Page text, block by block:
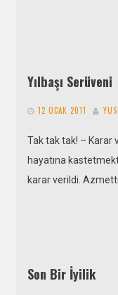
Yılbaşı Serüveni
12 OCAK 2011
Tak tak tak! – Karar
hayatına
karar verildi.
Son Bir İyilik